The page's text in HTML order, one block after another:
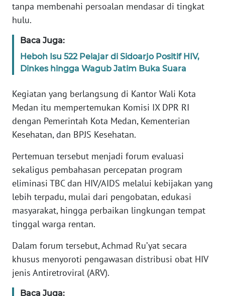
tanpa membenahi persoalan mendasar di tingkat
hulu.
Baca Juga:
Heboh Isu 522 Pelajar di Sidoarjo Positif HIV,
Dinkes hingga Wagub Jatim Buka Suara
Kegiatan yang berlangsung di Kantor Wali Kota
Medan itu mempertemukan Komisi IX DPR RI
dengan Pemerintah Kota Medan, Kementerian
Kesehatan, dan BPJS Kesehatan.
Pertemuan tersebut menjadi forum evaluasi
sekaligus pembahasan percepatan program
eliminasi TBC dan HIV/AIDS melalui kebijakan yang
lebih terpadu, mulai dari pengobatan, edukasi
masyarakat, hingga perbaikan lingkungan tempat
tinggal warga rentan.
Dalam forum tersebut, Achmad Ru’yat secara
khusus menyoroti pengawasan distribusi obat HIV
jenis Antiretroviral (ARV).
Baca Juga:
MEDIA
SIBER
DISCLAIMER
Wahana
News
WN
SUMUT
WN
JAKARTA
WN
JABAR